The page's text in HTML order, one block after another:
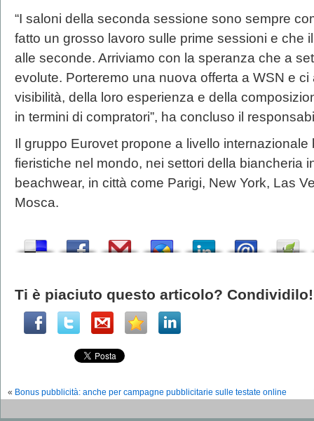
“I saloni della seconda sessione sono sempre
fatto un grosso lavoro sulle prime sessioni e che
alle seconde. Arriviamo con la speranza che a
evolute. Porteremo una nuova offerta a WSN e
visibilità, della loro esperienza e della
in termini di compratori”, ha concluso il
Il gruppo Eurovet propone a livello
fieristiche nel mondo, nei settori della biancheria
beachwear, in città come Parigi, New York, Las
Mosca.
Ti è piaciuto questo articolo? Condividilo!
« Bonus pubblicità: anche per campagne pubblicitarie sulle testate online